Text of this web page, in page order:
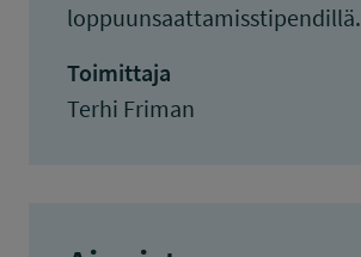
loppuunsaattamisstipendillä.
Toimittaja
Terhi Friman